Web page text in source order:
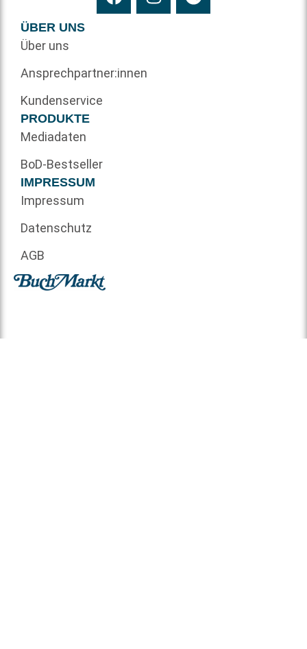
ÜBER UNS
Über uns
Ansprechpartner:innen
Kundenservice
PRODUKTE
Mediadaten
BoD-Bestseller
IMPRESSUM
Impressum
Datenschutz
AGB